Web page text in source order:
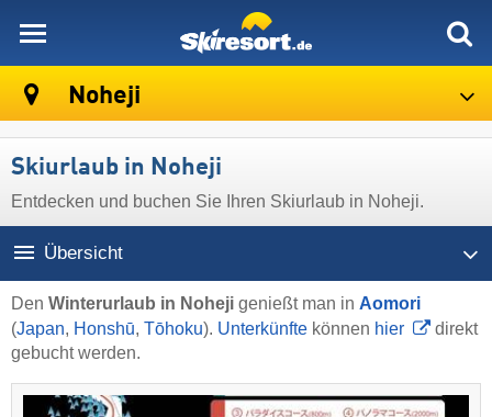
Noheji
Skiurlaub in Noheji
Entdecken und buchen Sie Ihren Skiurlaub in Noheji.
Übersicht
Den Winterurlaub in Noheji genießt man in Aomori
(Japan, Honshū, Tōhoku). Unterkünfte können hier
direkt
gebucht werden.